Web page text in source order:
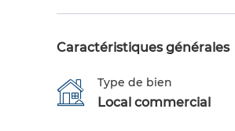
Caractéristiques générales
Type de bien
Local commercial